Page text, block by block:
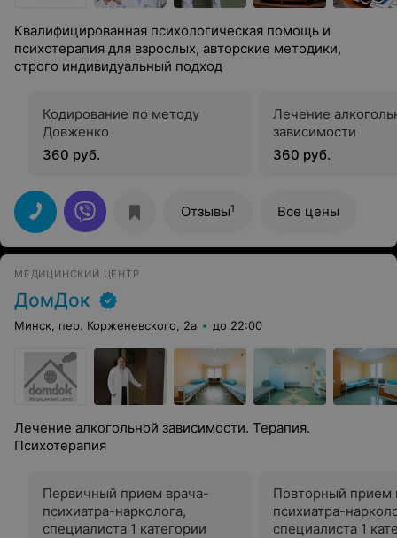
Квалифицированная психологическая помощь и
психотерапия для взрослых, авторские методики,
строго индивидуальный подход
Кодирование по методу
Довженко
360 руб.
Лечение
зависимости
360 руб.
Отзывы1 Все цены
МЕДИЦИНСКИЙ ЦЕНТР
ДомДок
Минск, пер. Корженевского, 2а до 22:00
Лечение алкогольной зависимости. Терапия.
Психотерапия
Первичный прием врача-
психиатра-нарколога,
специалиста 1 категории
Повторный прием
психиатра-
специалиста 1